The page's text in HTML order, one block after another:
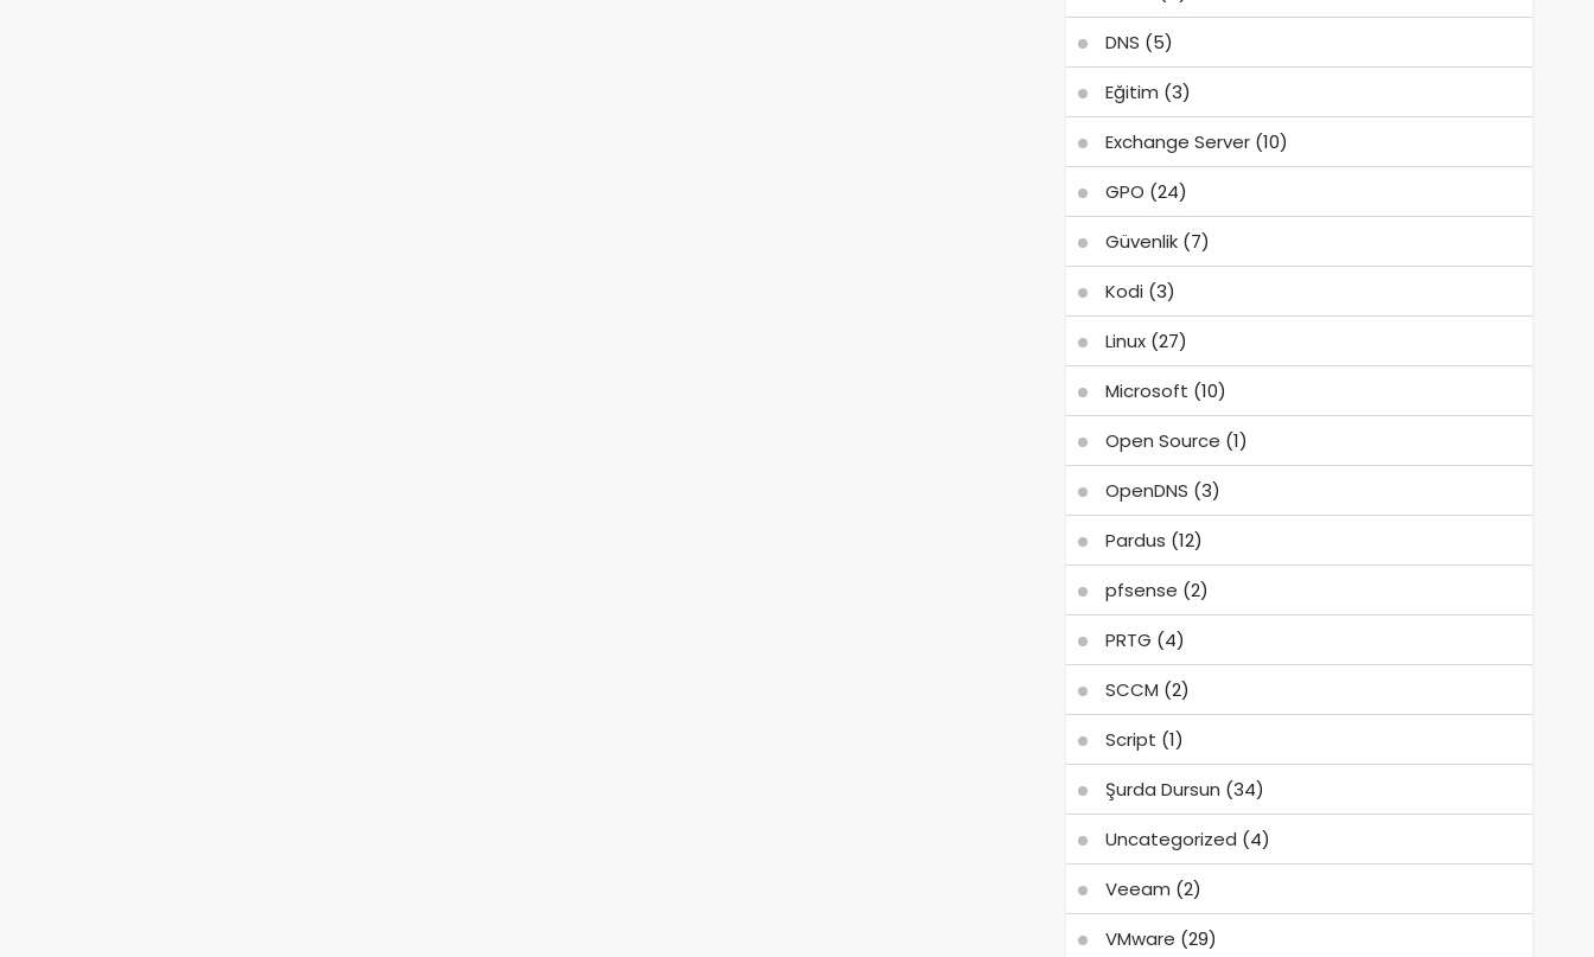
DNS (5)
Eğitim (3)
Exchange Server(10)
GPO (24)
Güvenlik(7)
Kodi (3)
Linux(27)
Microsoft (10)
Open Source (1)
OpenDNS (3)
Pardus (12)
pfsense (2)
PRTG (4)
SCCM (2)
Script (1)
Şurda Dursun (34)
Uncategorized (4)
Veeam (2)
VMware (29)